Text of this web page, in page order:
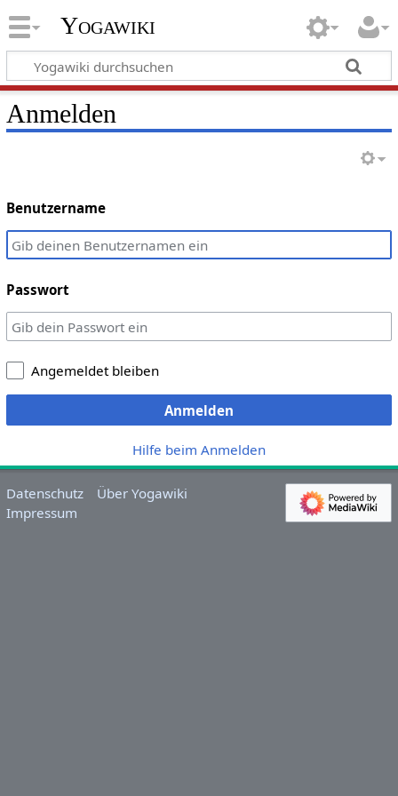
Yogawiki
Anmelden
Benutzername
Passwort
Angemeldet bleiben
Anmelden
Hilfe beim Anmelden
Datenschutz
Über Yogawiki
Impressum